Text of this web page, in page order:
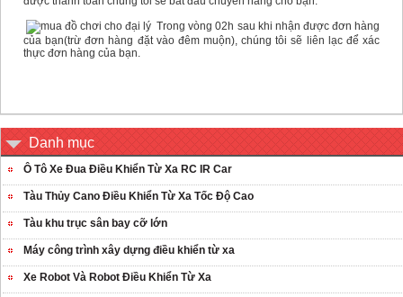
Trong vòng 02h sau khi nhận được đơn hàng
của bạn(trừ đơn hàng đặt vào đêm muộn), chúng tôi sẽ liên lạc để xác
thực đơn hàng của bạn.
Danh mục
Ô Tô Xe Đua Điều Khiển Từ Xa RC IR Car
Tàu Thủy Cano Điều Khiển Từ Xa Tốc Độ Cao
Tàu khu trục sân bay cỡ lớn
Máy công trình xây dựng điều khiển từ xa
Xe Robot Và Robot Điều Khiển Từ Xa